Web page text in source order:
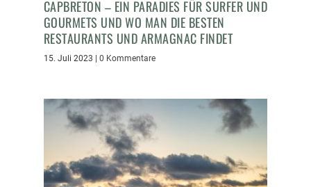
CAPBRETON – EIN PARADIES FÜR SURFER UND
GOURMETS UND WO MAN DIE BESTEN
RESTAURANTS UND ARMAGNAC FINDET
15. Juli 2023 | 0 Kommentare